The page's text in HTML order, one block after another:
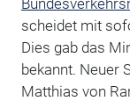
scheidet mit
Dies gab das
bekannt. Neuer
Matthias von